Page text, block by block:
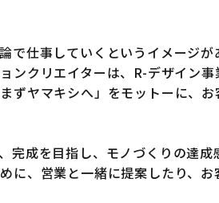
で仕事していくというイメージが
ンクリエイターは、R-デザイン
ずヤマキシへ」をモットーに、お
完成を目指し、モノづくりの達成
に、営業と一緒に提案したり、